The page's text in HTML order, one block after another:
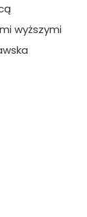
wyższymi